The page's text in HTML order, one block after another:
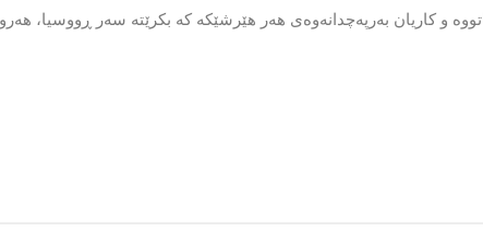
و كاریان به‌رپه‌چدانه‌وه‌ی هه‌ر هێرشێكه‌ كه‌ بكرێته‌ سه‌ر ڕووسیا،